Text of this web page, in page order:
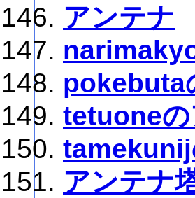
アンテナ
pokebuta
tetuoneの
アンテナ